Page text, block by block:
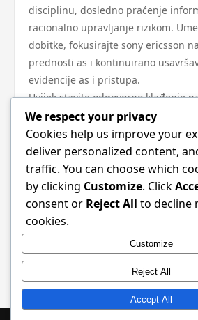
disciplinu, dosledno praćenje
racionalno upravljanje rizikom.
dobitke, fokusirajte sony ericsson
prednosti as i kontinuirano
evidencije as i pristupa.
Uvijek stavite odgovorno klađenje
postavite granice, ne koristite novac
priuštite da izgubite as i
opklade na omiljene timove. Sa
i hladnom glavom, klađenje može
uživanju ough utakmicama — an
problema.
Srećno as i pametno pristupajte
pratite informacije achieve
igrajte promišljeno.
We respect your privacy
Cookies help us improve your
deliver personalized content,
traffic. You can choose which
by clicking Customize. Click
consent or Reject All to decline
cookies.
Customize
Reject All
Accept All